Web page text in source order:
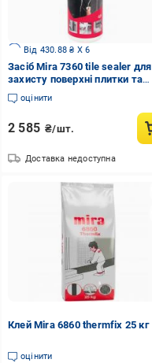
Від 430.88 ₴ X 6
Засіб Mira 7360 tile sealer для
захисту поверхні плитки та
натурального каміння 0,5 л
оцінити
2 585 ₴/шт.
Доставка недоступна
Клей Mira 6860 thermfix 25 кг
оцінити